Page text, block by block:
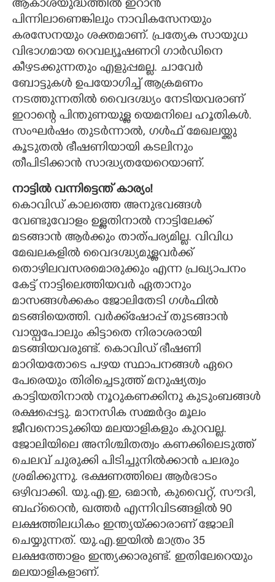
ആകാശയുദ്ധത്തിൽ ഇറാൻ
പിന്നിലാണെങ്കിലും നാവികസേനയും
കരസേനയും ശക്തമാണ്. പ്രത്യേക സായുധ
വിഭാഗമായ റെവല്യൂഷണറി ഗാർഡിനെ
കീഴടക്കുന്നതും എളുപ്പമല്ല. ചാവേർ
ബോട്ടുകൾ ഉപയോഗിച്ച് ആക്രമണം
നടത്തുന്നതിൽ വൈദഗ്ദ്ധ്യം നേടിയവരാണ്
ഇറാന്റെ പിന്തുണയുള്ള യെമനിലെ ഹൂതികൾ.
സംഘർഷം തുടർന്നാൽ, ഗൾഫ് മേഖലയ്ക്കു
കൂടുതൽ ഭീഷണിയായി കടലിനും
തീപിടിക്കാൻ സാദ്ധ്യതയേറെയാണ്.
നാട്ടിൽ വന്നിട്ടെന്ത് കാര്യം!
കൊവിഡ് കാലത്തെ അനുഭവങ്ങൾ
വേണ്ടുവോളം ഉള്ളതിനാൽ നാട്ടിലേക്ക്
മടങ്ങാൻ ആർക്കും താത്പര്യമില്ല. വിവിധ
മേഖലകളിൽ വൈദഗ്ദ്ധ്യമുള്ളവർക്ക്
തൊഴിലവസരമൊരുക്കും എന്ന പ്രഖ്യാപനം
കേട്ട് നാട്ടിലെത്തിയവർ ഏതാനും
മാസങ്ങൾക്കകം ജോലിതേടി ഗൾഫിൽ
മടങ്ങിയെത്തി. വർക്ക്‌ഷോപ്പ് തുടങ്ങാൻ
വായ്പപോലും കിട്ടാതെ നിരാശരായി
മടങ്ങിയവരുണ്ട്. കൊവിഡ് ഭീഷണി
മാറിയതോടെ പഴയ സ്ഥാപനങ്ങൾ ഏറെ
പേരെയും തിരിച്ചെടുത്ത് മനുഷ്യത്വം
കാട്ടിയതിനാൽ നൂറുകണക്കിനു കുടുംബങ്ങൾ
രക്ഷപ്പെട്ടു. മാനസിക സമ്മർദ്ദം മൂലം
ജീവനൊടുക്കിയ മലയാളികളും കുറവല്ല.
ജോലിയിലെ അനിശ്ചിതത്വം കണക്കിലെടുത്ത്
ചെലവ് ചുരുക്കി പിടിച്ചുനിൽക്കാൻ പലരും
ശ്രമിക്കുന്നു. ഭക്ഷണത്തിലെ ആർഭാടം
ഒഴിവാക്കി. യു.എ.ഇ, ഒമാൻ, കുവൈറ്റ്, സൗദി,
ബഹ്‌റൈൻ, ഖത്തർ എന്നിവിടങ്ങളിൽ 90
ലക്ഷത്തിലധികം ഇന്ത്യയ്‌ക്കാരാണ് ജോലി
ചെയ്യുന്നത്. യു.എ.ഇയിൽ മാത്രം 35
ലക്ഷത്തോളം ഇന്ത്യക്കാരുണ്ട്. ഇതിലേറെയും
മലയാളികളാണ്.